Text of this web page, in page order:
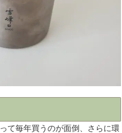
て毎年買うのが面倒、さらに環